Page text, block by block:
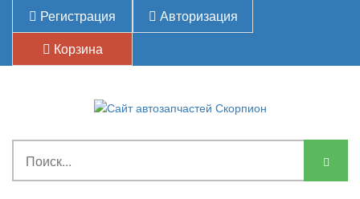
Регистрация
Авторизация
Корзина